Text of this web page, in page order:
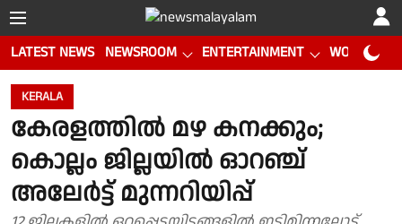
LATEST NEWS NEWSROOM ENTERTAINMENT WORLD CUP
KERALA
കേരളത്തിൽ മഴ കനക്കും;
കൊല്ലം ജില്ലയിൽ ഓറഞ്ച്
അലേർട്ട് മുന്നറിയിപ്പ്